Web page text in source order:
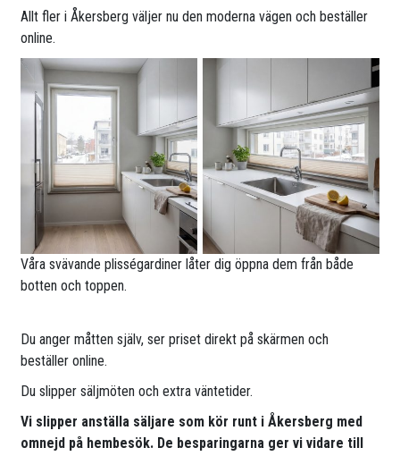
Allt fler i Åkersberg väljer nu den moderna vägen och beställer
online.
Våra svävande plisségardiner låter dig öppna dem från både
botten och toppen.
Du anger måtten själv, ser priset direkt på skärmen och
beställer online.
Du slipper säljmöten och extra väntetider.
Vi slipper anställa säljare som kör runt i Åkersberg med
omnejd på hembesök. De besparingarna ger vi vidare till